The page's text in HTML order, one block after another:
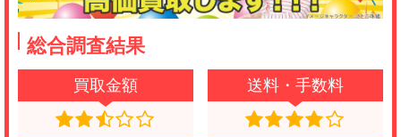
Wiiのコントローラーやゲームソフト、あとオー
ディオ機器など送りました。コントローラーな
んて４本だったかな。 査定額は、なんと70円
💢💢💢 他の人も言ってるように、ヤマトクは最
低です‼️‼️ 絶対に、利用はオススメしません!! マ
ジでふざけてます‼️‼️
総合調査結果
買取金額 送料・手数料